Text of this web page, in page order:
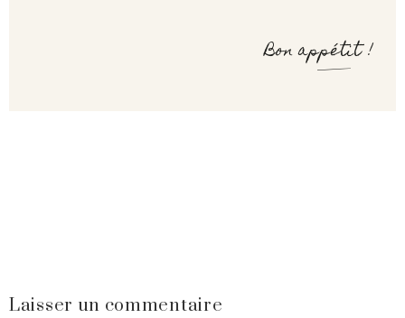
Bon appétit !
Laisser un commentaire